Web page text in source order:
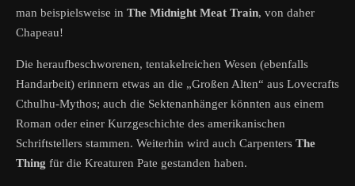
man beispielsweise in The Midnight Meat Train, von daher
Chapeau!
Die heraufbeschworenen, tentakelreichen Wesen (ebenfalls
Handarbeit) erinnern etwas an die „Großen Alten“ aus Lovecrafts
Cthulhu-Mythos; auch die Sektenanhänger könnten aus einem
Roman oder einer Kurzgeschichte des amerikanischen
Schriftstellers stammen. Weiterhin wird auch Carpenters The
Thing für die Kreaturen Pate gestanden haben.